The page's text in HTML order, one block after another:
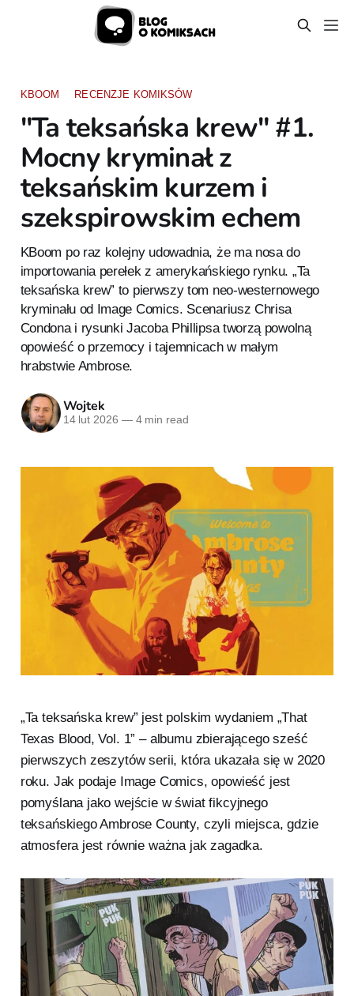
KBOOM RECENZJE KOMIKSÓW
"Ta teksańska krew" #1.
Mocny kryminał z
teksańskim kurzem i
szekspirowskim echem
KBoom po raz kolejny udowadnia, że ma nosa do
importowania perełek z amerykańskiego rynku. „Ta
teksańska krew” to pierwszy tom neo-westernowego
kryminału od Image Comics. Scenariusz Chrisa
Condona i rysunki Jacoba Phillipsa tworzą powolną
opowieść o przemocy i tajemnicach w małym
hrabstwie Ambrose.
Wojtek
14 lut 2026 —4 min read
„Ta teksańska krew” jest polskim wydaniem „That
Texas Blood, Vol. 1” – albumu zbierającego sześć
pierwszych zeszytów serii, która ukazała się w 2020
roku. Jak podaje Image Comics, opowieść jest
pomyślana jako wejście w świat fikcyjnego
teksańskiego Ambrose County, czyli miejsca, gdzie
atmosfera jest równie ważna jak zagadka.